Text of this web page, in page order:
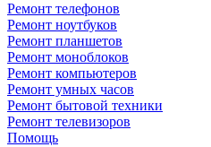
Ремонт телефонов
Ремонт ноутбуков
Ремонт планшетов
Ремонт моноблоков
Ремонт компьютеров
Ремонт умных часов
Ремонт бытовой техники
Ремонт телевизоров
Помощь